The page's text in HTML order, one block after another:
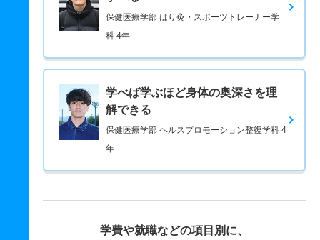
保健医療学部 はり灸・スポーツトレーナー学
科 4年
学べば学ぶほど身体の奥深さを理
解できる
保健医療学部 ヘルスプロモーション整復学科 4
年
学費や就職などの項目別に、